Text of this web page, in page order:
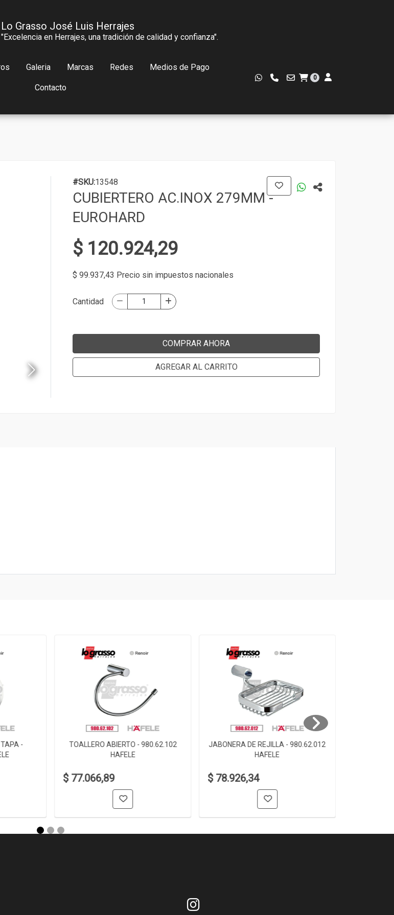
Lo Grasso José Luis Herrajes
"Excelencia en Herrajes, una tradición de calidad y confianza".
Galeria Marcas Redes Medios de Pago
Contacto
0
#SKU:13548
CUBIERTERO AC.INOX 279MM -
EUROHARD
$ 120.924,29
$ 99.937,43 Precio sin impuestos nacionales
Cantidad
COMPRAR AHORA
AGREGAR AL CARRITO
TAPA -
TOALLERO ABIERTO - 980.62.102
HAFELE
$ 77.066,89
JABONERA DE REJILLA - 980.62.012
HAFELE
$ 78.926,34